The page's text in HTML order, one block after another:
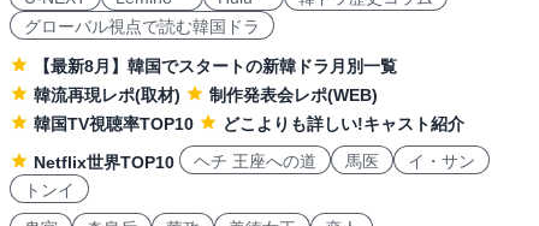
グローバル視点で読む韓国ドラ
【最新8月】韓国でスタートの新韓ドラ月別一覧
韓流再現レポ(取材)
制作発表会レポ(WEB)
韓国TV視聴率TOP10
どこよりも詳しい!キャスト紹介
Netflix世界TOP10
ヘチ 王座への道 馬医
イ・サン
トンイ